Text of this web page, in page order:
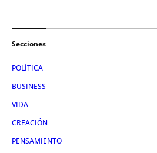
Secciones
POLÍTICA
BUSINESS
VIDA
CREACIÓN
PENSAMIENTO